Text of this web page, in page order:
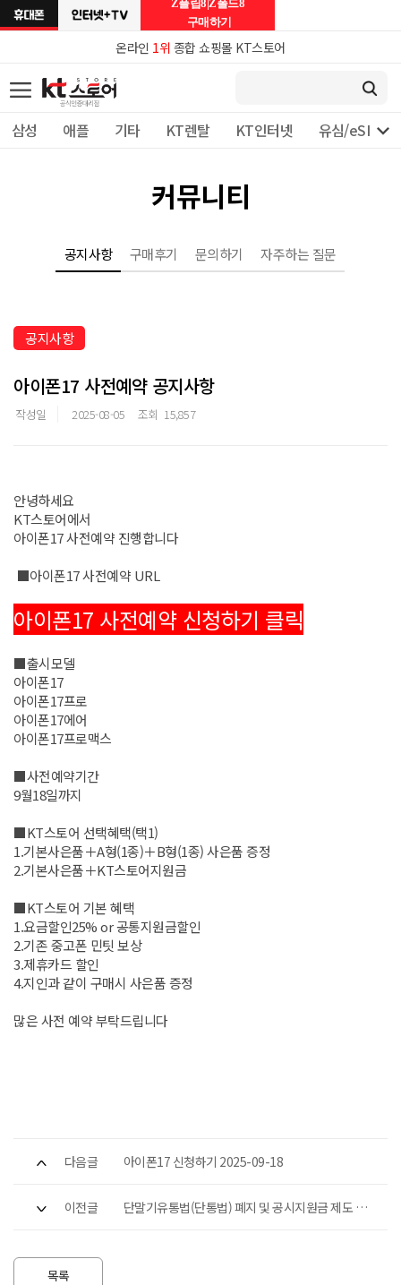
온라인 1위 종합 쇼핑몰 KT스토어
삼성 애플 기타 KT렌탈 KT인터넷 유심/eSIM 개

Z플립8|Z폴드8
구매하기
커뮤니티
공지사항 구매후기 문의하기 자주하는 질문
공지사항
아이폰17 사전예약 공지사항
작성일 2025-08-05 조회 15,857
안녕하세요
KT스토어에서
아이폰17 사전예약 진행합니다
■아이폰17 사전예약 URL
아이폰17 사전예약 신청하기 클릭
■출시모델
아이폰17
아이폰17프로
아이폰17에어
아이폰17프로맥스
■사전예약기간
9월18일까지
■KT스토어 선택혜택(택1)
1.기본사은품＋A형(1종)＋B형(1종) 사은품 증정
2.기본사은품＋KT스토어지원금
■KT스토어 기본 혜택
1.요금할인25% or 공통지원금할인
2.기존 중고폰 민팃 보상
3.제휴카드 할인
4.지인과 같이 구매시 사은품 증정
많은 사전 예약 부탁드립니다
다음글 아이폰17 신청하기 2025-09-18
이전글
단말기유통법(단통법) 폐지 및 공시지원금 제도 변
목록